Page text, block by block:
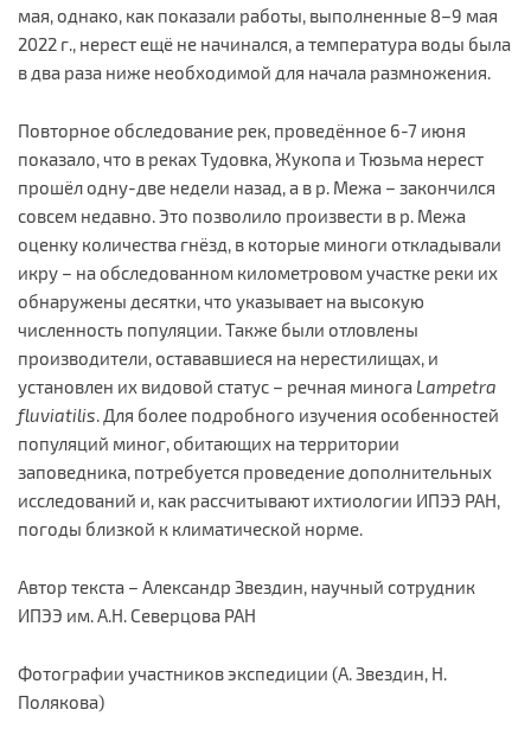
мая, однако, как показали работы, выполненные 8–9 мая
2022 г., нерест ещё не начинался, а температура воды была
в два раза ниже необходимой для начала размножения.
Повторное обследование рек, проведённое 6-7 июня
показало, что в реках Тудовка, Жукопа и Тюзьма нерест
прошёл одну-две недели назад, а в р. Межа – закончился
совсем недавно. Это позволило произвести в р. Межа
оценку количества гнёзд, в которые миноги откладывали
икру – на обследованном километровом участке реки их
обнаружены десятки, что указывает на высокую
численность популяции. Также были отловлены
производители, остававшиеся на нерестилищах, и
установлен их видовой статус – речная минога Lampetra
fluviatilis. Для более подробного изучения особенностей
популяций миног, обитающих на территории
заповедника, потребуется проведение дополнительных
исследований и, как рассчитывают ихтиологии ИПЭЭ РАН,
погоды близкой к климатической норме.
Автор текста – Александр Звездин, научный сотрудник
ИПЭЭ им. А.Н. Северцова РАН
Фотографии участников экспедиции (А. Звездин, Н.
Полякова)